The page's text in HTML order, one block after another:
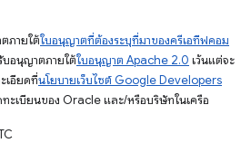
ภายใต้ใบอนุญาตที่ต้องระบุที่มาของครีเอทีฟคอม
บอนุญาตภายใต้ใบอนุญาต Apache 2.0 เว้นแต่จะ
เอียดที่นโยบายเว็บไซต์ Google Developers
ทะเบียนของ Oracle และ/หรือบริษัทในเครือ